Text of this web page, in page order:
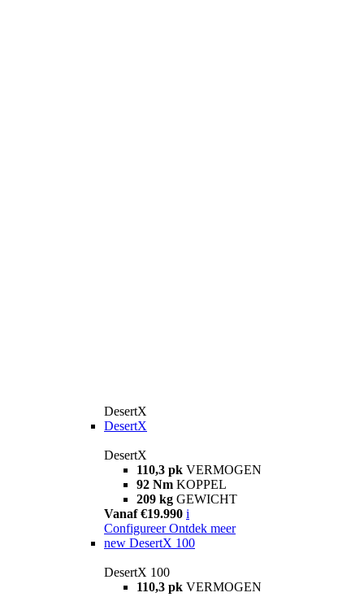
DesertX
DesertX
DesertX
110,3 pk VERMOGEN
92 Nm KOPPEL
209 kg GEWICHT
Vanaf €19.990 i
Configureer Ontdek meer
new DesertX 100
DesertX 100
110,3 pk VERMOGEN